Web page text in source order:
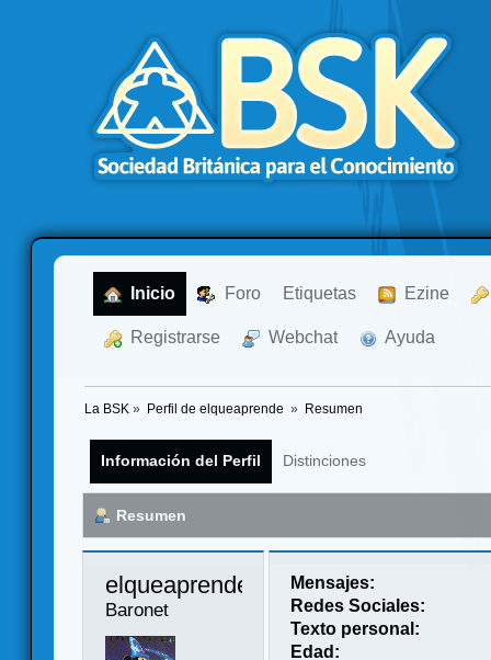
Inicio Foro Etiquetas Ezine
Registrarse Webchat Ayuda
La BSK » Perfil de elqueaprende » Resumen
Información del Perfil Distinciones
Resumen
Baronet
Mensajes:
Redes Sociales:
Texto personal:
Edad: